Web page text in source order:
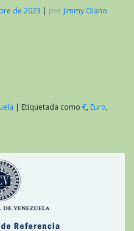
de 2023 | por Jimmy Olano
| Etiquetada como €, Euro,